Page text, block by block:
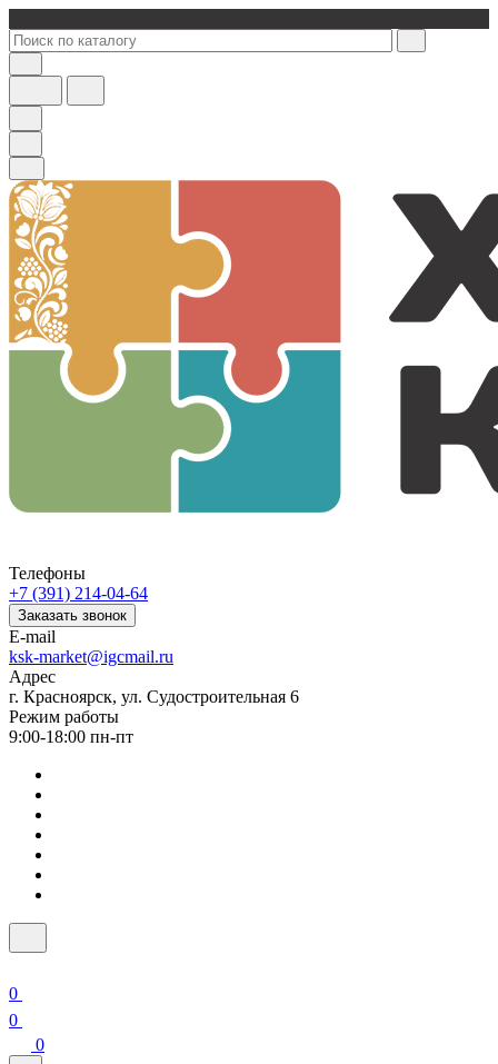
Телефоны
+7 (391) 214-04-64
Заказать звонок
E-mail
ksk-market@igcmail.ru
Адрес
г. Красноярск, ул. Судостроительная 6
Режим работы
9:00-18:00 пн-пт
0
0
0